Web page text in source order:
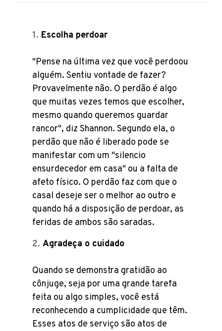
Escolha perdoar
"Pense na última vez que você perdoou
alguém. Sentiu vontade de fazer?
Provavelmente não. O perdão é algo
que muitas vezes temos que escolher,
mesmo quando queremos guardar
rancor", diz Shannon. Segundo ela, o
perdão que não é liberado pode se
manifestar com um "silencio
ensurdecedor em casa" ou a falta de
afeto físico. O perdão faz com que o
casal deseje ser o melhor ao outro e
quando há a disposição de perdoar, as
feridas de ambos são saradas.
Agradeça o cuidado
Quando se demonstra gratidão ao
cônjuge, seja por uma grande tarefa
feita ou algo simples, você está
reconhecendo a cumplicidade que têm.
Esses atos de serviço são atos de